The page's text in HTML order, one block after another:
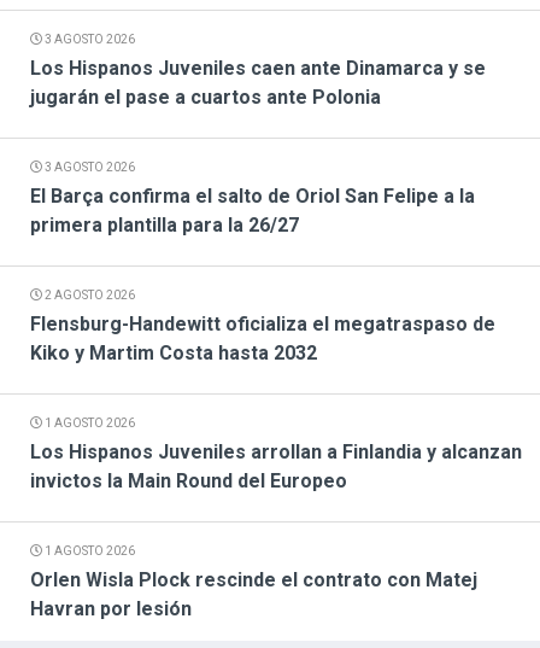
3 AGOSTO 2026
Los Hispanos Juveniles caen ante Dinamarca y se
jugarán el pase a cuartos ante Polonia
3 AGOSTO 2026
El Barça confirma el salto de Oriol San Felipe a la
primera plantilla para la 26/27
2 AGOSTO 2026
Flensburg-Handewitt oficializa el megatraspaso de
Kiko y Martim Costa hasta 2032
1 AGOSTO 2026
Los Hispanos Juveniles arrollan a Finlandia y alcanzan
invictos la Main Round del Europeo
1 AGOSTO 2026
Orlen Wisla Plock rescinde el contrato con Matej
Havran por lesión